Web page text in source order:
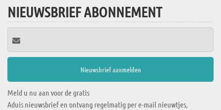
NIEUWSBRIEF ABONNEMENT
Meld u nu aan voor de gratis
Aduis nieuwsbrief en ontvang regelmatig per e-mail nieuwtjes,